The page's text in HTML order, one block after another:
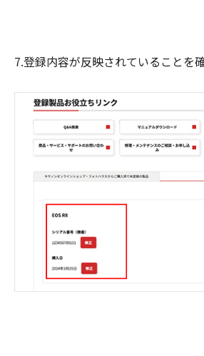
7.登録内容が反映されていることを